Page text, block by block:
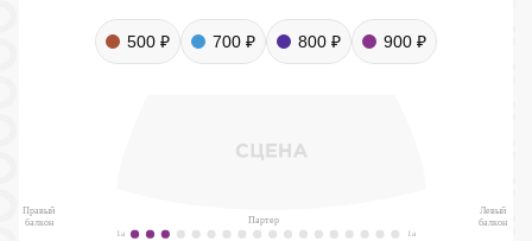
500 ₽ 700 ₽ 800 ₽ 900 ₽
Правый
балкон
Партер
Левый
балкон
1а 1а